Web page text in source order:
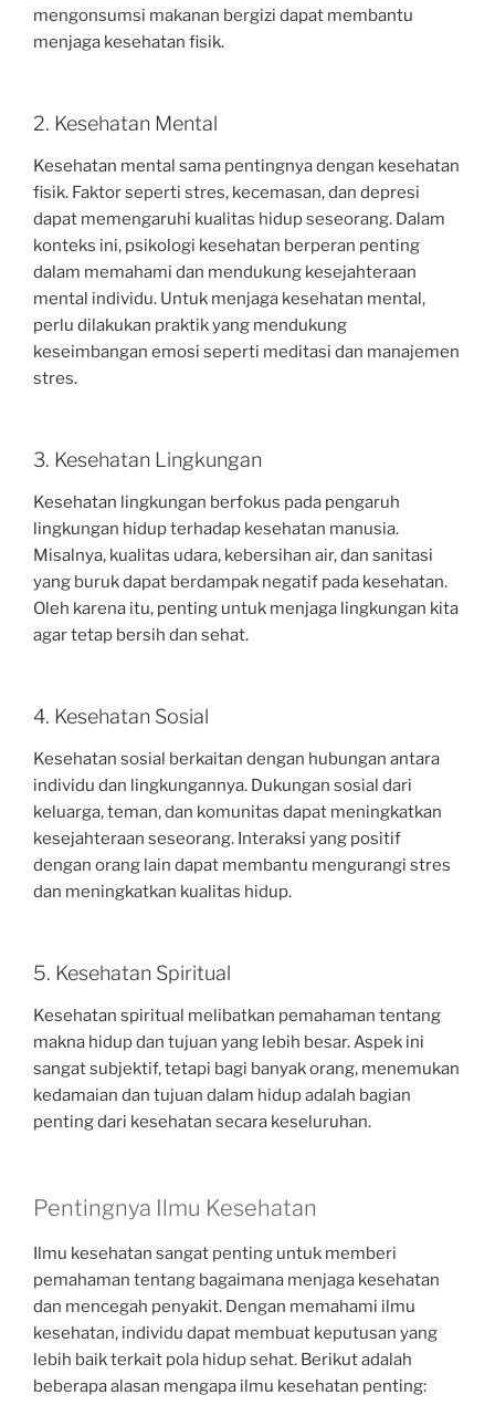
mengonsumsi makanan bergizi dapat membantu
menjaga kesehatan fisik.
2. Kesehatan Mental
Kesehatan mental sama pentingnya dengan kesehatan
fisik. Faktor seperti stres, kecemasan, dan depresi
dapat memengaruhi kualitas hidup seseorang. Dalam
konteks ini, psikologi kesehatan berperan penting
dalam memahami dan mendukung kesejahteraan
mental individu. Untuk menjaga kesehatan mental,
perlu dilakukan praktik yang mendukung
keseimbangan emosi seperti meditasi dan manajemen
stres.
3. Kesehatan Lingkungan
Kesehatan lingkungan berfokus pada pengaruh
lingkungan hidup terhadap kesehatan manusia.
Misalnya, kualitas udara, kebersihan air, dan sanitasi
yang buruk dapat berdampak negatif pada kesehatan.
Oleh karena itu, penting untuk menjaga lingkungan kita
agar tetap bersih dan sehat.
4. Kesehatan Sosial
Kesehatan sosial berkaitan dengan hubungan antara
individu dan lingkungannya. Dukungan sosial dari
keluarga, teman, dan komunitas dapat meningkatkan
kesejahteraan seseorang. Interaksi yang positif
dengan orang lain dapat membantu mengurangi stres
dan meningkatkan kualitas hidup.
5. Kesehatan Spiritual
Kesehatan spiritual melibatkan pemahaman tentang
makna hidup dan tujuan yang lebih besar. Aspek ini
sangat subjektif, tetapi bagi banyak orang, menemukan
kedamaian dan tujuan dalam hidup adalah bagian
penting dari kesehatan secara keseluruhan.
Pentingnya Ilmu Kesehatan
Ilmu kesehatan sangat penting untuk memberi
pemahaman tentang bagaimana menjaga kesehatan
dan mencegah penyakit. Dengan memahami ilmu
kesehatan, individu dapat membuat keputusan yang
lebih baik terkait pola hidup sehat. Berikut adalah
beberapa alasan mengapa ilmu kesehatan penting: